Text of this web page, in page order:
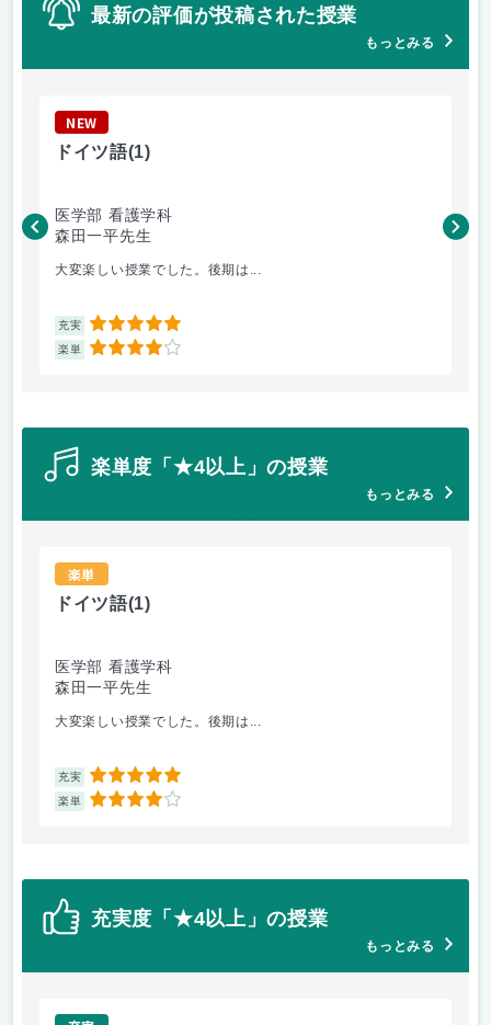
最新の評価が投稿された授業
もっとみる
NEW
ドイツ語(1)
医学部 看護学科
森田一平先生
大変楽しい授業でした。後期は...
充実 5
楽単 4
本
楽単度「★4以上」の授業
もっとみる
楽単
ドイツ語(1)
医学部 看護学科
森田一平先生
大変楽しい授業でした。後期は...
充実 5
楽単 4
充実度「★4以上」の授業
もっとみる